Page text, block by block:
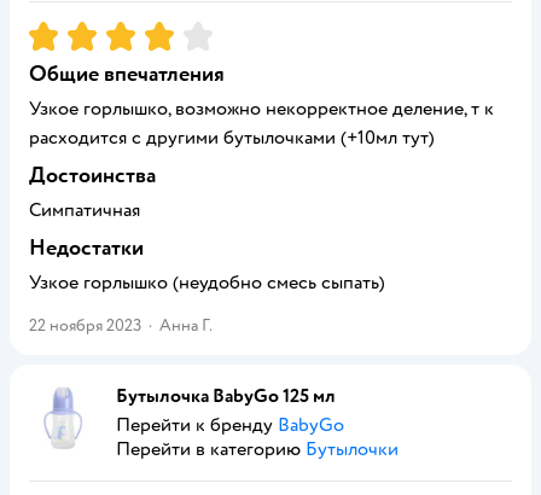
Рейтинг:4
Общие впечатления
Узкое горлышко, возможно некорректное деление, т к
расходится с другими бутылочками (+10мл тут)
Достоинства
Симпатичная
Недостатки
Узкое горлышко (неудобно смесь сыпать)
22 ноября 2023 · Анна Г.
Бутылочка BabyGo 125 мл
Перейти к бренду BabyGo
Перейти в категорию Бутылочки